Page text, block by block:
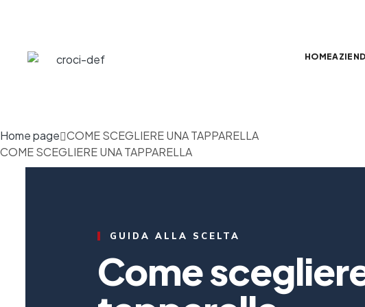
HOME
Home page COME SCEGLIERE UNA TAPPARELLA
COME SCEGLIERE UNA TAPPARELLA
GUIDA ALLA SCELTA
Come